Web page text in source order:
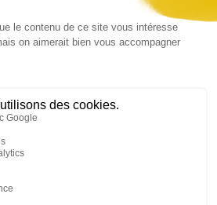
DEUTSCH
Summer Hotels
retrouvez nos dernières offres
d'emploi
vorbehalten - Best Western Plus